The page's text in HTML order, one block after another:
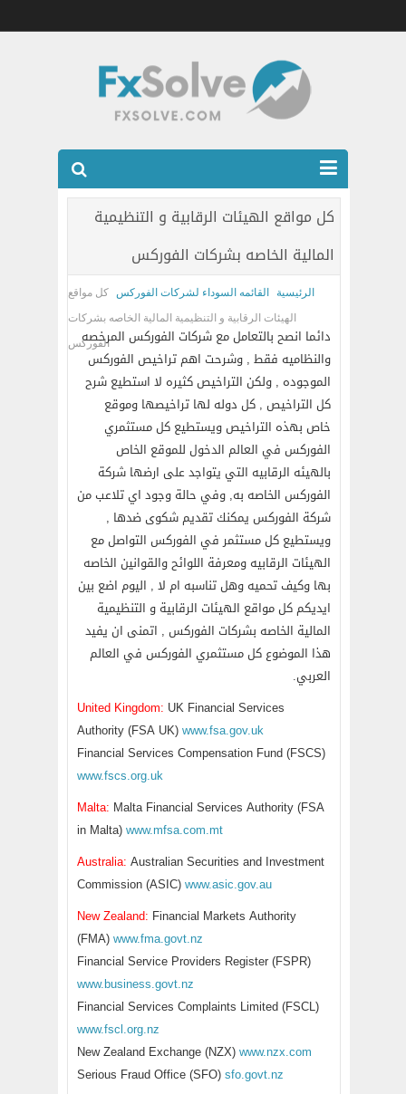
شركات الفوركس المرخصه
كتب
اتصل بنا
كل مواقع الهيئات الرقابية و التنظيمية
المالية الخاصه بشركات الفوركس
الرئيسية القائمه السوداء لشركات الفوركس كل مواقع
الهيئات الرقابية و التنظيمية المالية الخاصه بشركات
الفوركس
دائما انصح بالتعامل مع شركات الفوركس المرخصه
والنظاميه فقط , وشرحت اهم تراخيص الفوركس
الموجوده , ولكن التراخيص كثيره لا استطيع شرح
كل التراخيص , كل دوله لها تراخيصها وموقع
خاص بهذه التراخيص ويستطيع كل مستثمري
الفوركس في العالم الدخول للموقع الخاص
بالهيئه الرقابيه التي يتواجد على ارضها شركة
الفوركس الخاصه به, وفي حالة وجود اي تلاعب من
شركة الفوركس يمكنك تقديم شكوى ضدها ,
ويستطيع كل مستثمر في الفوركس التواصل مع
الهيئات الرقابيه ومعرفة اللوائح والقوانين الخاصه
بها وكيف تحميه وهل تناسبه ام لا , اليوم اضع بين
ايديكم كل مواقع الهيئات الرقابية و التنظيمية
المالية الخاصه بشركات الفوركس , اتمنى ان يفيد
هذا الموضوع كل مستثمري الفوركس في العالم
العربي.
United Kingdom: UK Financial Services
Authority (FSA UK)www.fsa.gov.uk
Financial Services Compensation Fund (FSCS)
www.fscs.org.uk
Malta: Malta Financial Services Authority (FSA
in Malta)www.mfsa.com.mt
Australia: Australian Securities and Investment
Commission (ASIC)www.asic.gov.au
New Zealand: Financial Markets Authority
(FMA)www.fma.govt.nz
Financial Service Providers Register (FSPR)
www.business.govt.nz
Financial Services Complaints Limited (FSCL)
www.fscl.org.nz
New Zealand Exchange (NZX)www.nzx.com
Serious Fraud Office (SFO)sfo.govt.nz